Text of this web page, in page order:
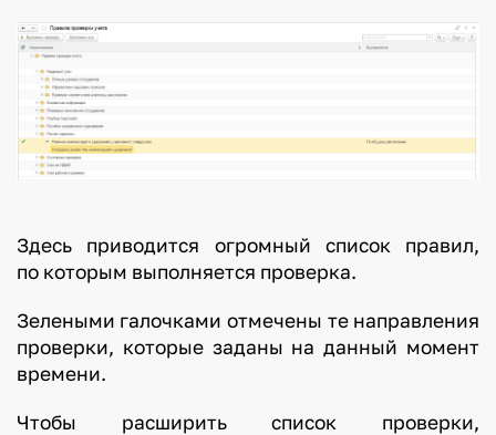
Здесь приводится огромный список правил,
по которым выполняется проверка.
Зелеными галочками отмечены те направления
проверки, которые заданы на данный момент
времени.
Чтобы расширить список проверки,